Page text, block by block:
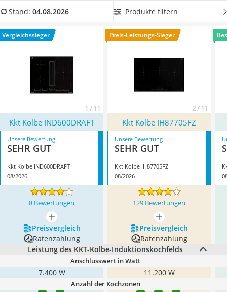
Messerschärfer
Service
Induktionskochfeld aus unserer Vergleichstabelle, das über
eine Kindersicherung und eine Sicherheitsabschaltung
Überzeugt hat uns hier im August 2026 besonders das
ModellKkt Kolbe IND600DRAFT
Stand: 04.08.2026 Produkte filtern
Vergleichssieger
1 / 11
Preis-Leistungs-Sieger
2 / 11
Kkt Kolbe IND600DRAFT Kkt Kolbe IH87705FZ
Unsere Bewertung
SEHR GUT
Kkt Kolbe IND600DRAFT
08/2026
Unsere Bewertung
SEHR GUT
Kkt Kolbe IH87705FZ
08/2026
8 Bewertungen 129 Bewertungen
mehr anzeigen
mehr anzeigen
Preis­vergleich
Preis­vergleich
Ratenzahlung
Ratenzahlung
Leistung des KKT-Kolbe-Induktionskochfelds
Anschlusswert in Watt
7.400 W 11.200 W
Anzahl der Kochzonen